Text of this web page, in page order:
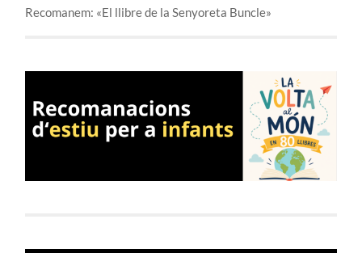
Recomanem: «El llibre de la Senyoreta Buncle»